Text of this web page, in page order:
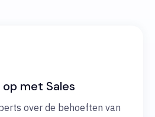
met Sales
over de behoeften van